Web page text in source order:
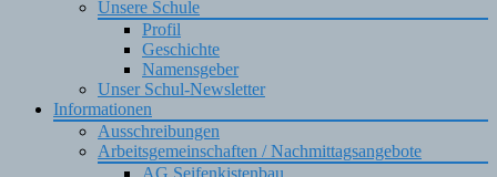
Unsere Schule
Profil
Geschichte
Namensgeber
Unser Schul-Newsletter
Informationen
Ausschreibungen
Arbeitsgemeinschaften / Nachmittagsangebote